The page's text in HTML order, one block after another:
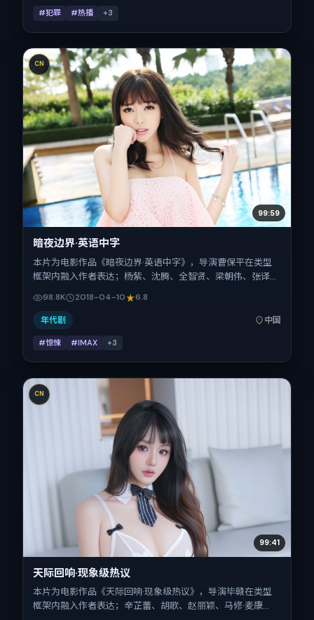
#犯罪 #热播 +3
CN
99:59
暗夜边界·英语中字
本片为电影作品《暗夜边界·英语中字》，导演曹保平在类型
框架内融入作者表达；杨紫、沈腾、全智贤、梁朝伟、张译在
为中国大陆。上映时间 2018年4月10日（公映登记日 2018-
04-10），全片110分钟，节奏张弛有度。
98.8K 2018-04-10 6.8
年代剧 中国
#惊悚 #IMAX +3
CN
99:41
天际回响·现象级热议
本片为电影作品《天际回响·现象级热议》，导演毕赣在类型
框架内融入作者表达；辛芷蕾、胡歌、赵丽颖、马修·麦康